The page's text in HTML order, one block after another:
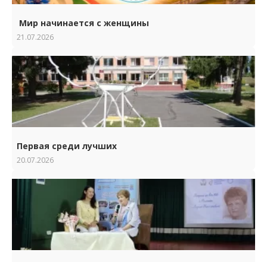
Мир начинается с женщины
21.07.2026
Первая среди лучших
20.07.2026